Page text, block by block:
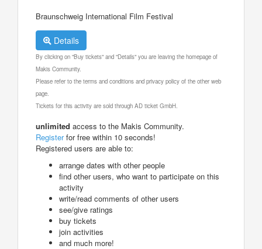
Braunschweig International Film Festival
Details
By clicking on "Buy tickets" and "Details" you are leaving the homepage of
Makis Community.
Please refer to the terms and conditions and privacy policy of the other web
page.
Tickets for this activity are sold through AD ticket GmbH.
unlimited access to the Makis Community.
Registerfor free within 10 seconds!
Registered users are able to:
arrange dates with other people
find other users, who want to participate on this
activity
write/read comments of other users
see/give ratings
buy tickets
join activities
and much more!